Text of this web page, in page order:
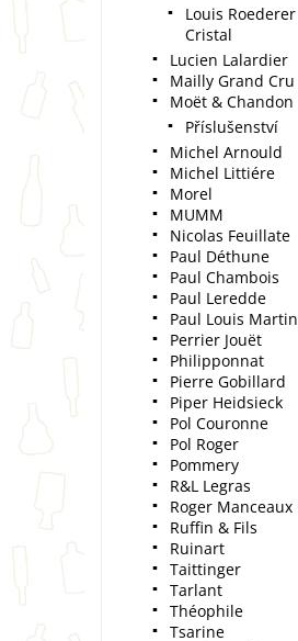
Louis Roederer
Cristal
Lucien Lalardier
Mailly Grand Cru
Moët & Chandon
Příslušenství
Michel Arnould
Michel Littiére
Morel
MUMM
Nicolas Feuillate
Paul Déthune
Paul Chambois
Paul Leredde
Paul Louis Martin
Perrier Jouët
Philipponnat
Pierre Gobillard
Piper Heidsieck
Pol Couronne
Pol Roger
Pommery
R&L Legras
Roger Manceaux
Ruffin & Fils
Ruinart
Taittinger
Tarlant
Théophile
Tsarine